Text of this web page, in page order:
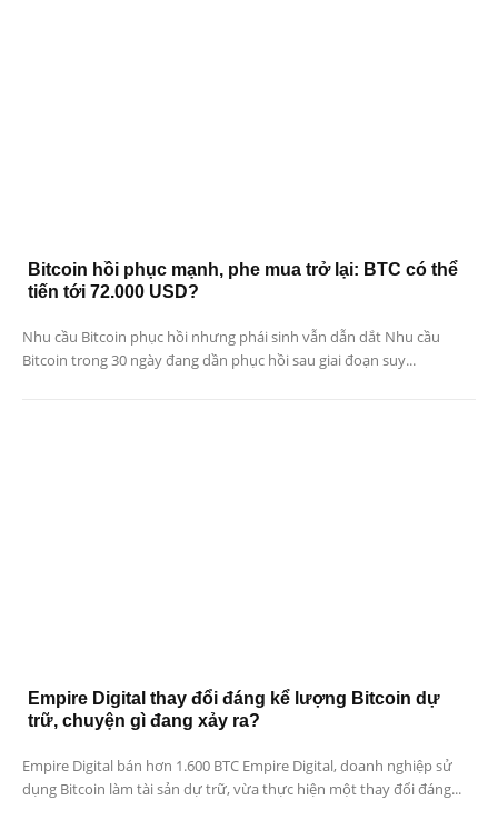
Bitcoin hồi phục mạnh, phe mua trở lại: BTC có thể
tiến tới 72.000 USD?
Nhu cầu Bitcoin phục hồi nhưng phái sinh vẫn dẫn dắt Nhu cầu
Bitcoin trong 30 ngày đang dần phục hồi sau giai đoạn suy...
Empire Digital thay đổi đáng kể lượng Bitcoin dự
trữ, chuyện gì đang xảy ra?
Empire Digital bán hơn 1.600 BTC Empire Digital, doanh nghiệp sử
dụng Bitcoin làm tài sản dự trữ, vừa thực hiện một thay đổi đáng...